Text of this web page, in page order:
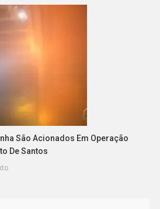
São Acionados Em Operação
De Santos